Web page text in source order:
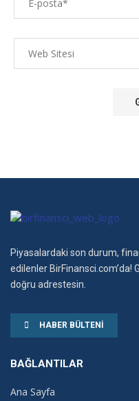
Piyasalardaki son durum,
edilenler BirFinansci.com’da!
doğru adrestesin.
HABER BÜLTENI
BAĞLANTILAR
Ana Sayfa